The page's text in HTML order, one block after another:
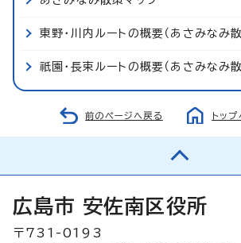
東野・川内ルートの概要（あさみなみ散
祇園・長束ルートの概要（あさみなみ散
前のページへ戻る トッ
広島市 安佐南区役所
〒731-0193